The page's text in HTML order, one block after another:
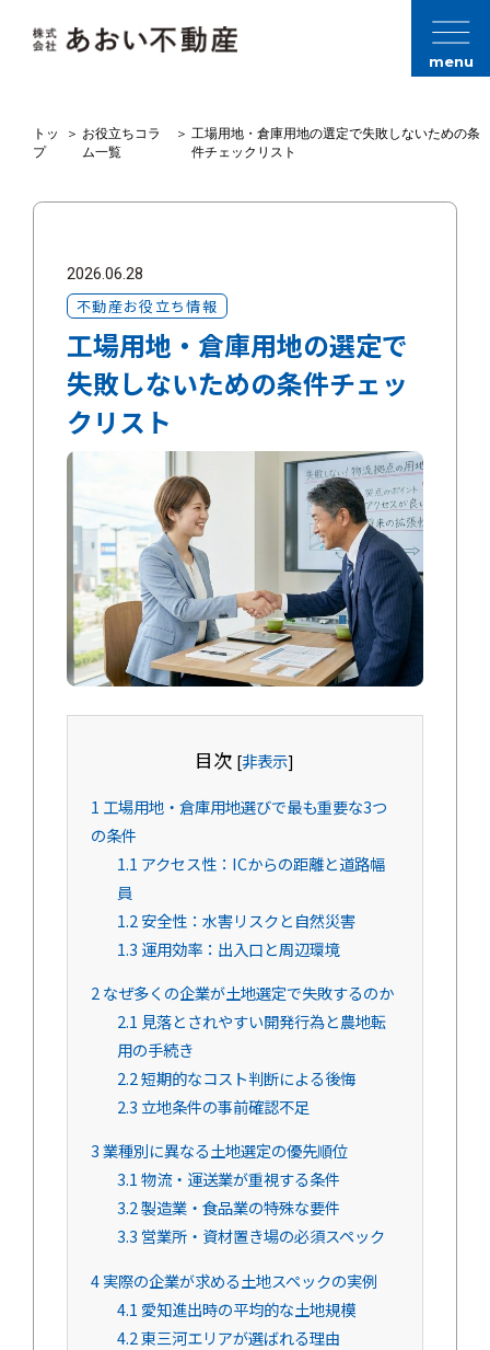
menu
トッ
プ
＞ お役立ちコラ
ム一覧
＞ 工場用地・倉庫用地の選定で失敗しないための条
件チェックリスト
2026.06.28
不動産お役立ち情報
工場用地・倉庫用地の選定で
失敗しないための条件チェッ
クリスト
目次 [非表示]
1 工場用地・倉庫用地選びで最も重要な3つ
の条件
1.1 アクセス性：ICからの距離と道路幅
員
1.2安全性：水害リスクと自然災害
1.3 運用効率：出入口と周辺環境
2なぜ多くの企業が土地選定で失敗するのか
2.1 見落とされやすい開発行為と農地転
用の手続き
2.2短期的なコスト判断による後悔
2.3 立地条件の事前確認不足
3業種別に異なる土地選定の優先順位
3.1物流・運送業が重視する条件
3.2製造業・食品業の特殊な要件
3.3 営業所・資材置き場の必須スペック
4実際の企業が求める土地スペックの実例
4.1 愛知進出時の平均的な土地規模
4.2東三河エリアが選ばれる理由